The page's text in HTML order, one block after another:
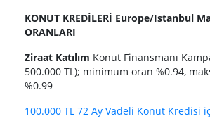
KONUT KREDİLERİ Europe/Istanbul
ORANLARI
Ziraat Katılım Konut Finansmanı
500.000 TL); minimum oran %0.94,
%0.99
100.000 TL 72 Ay Vadeli Konut Kredisi